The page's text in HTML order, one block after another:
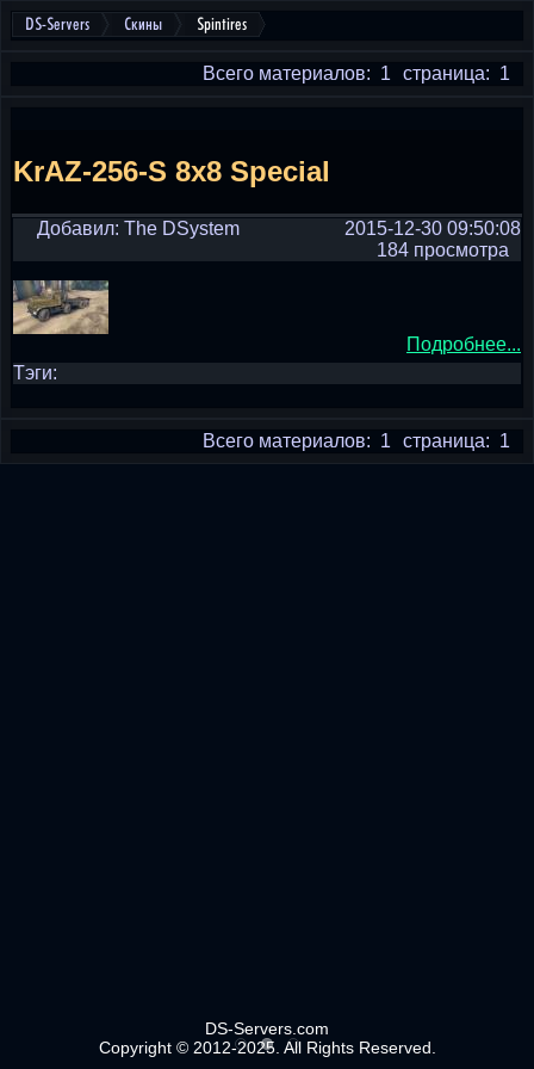
DS-Servers Скины Spintires
страница: 1
Всего материалов: 1
KrAZ-256-S 8x8 Special
Добавил: The DSystem
2015-12-30 09:50:08
184 просмотра
Подробнее...
Тэги:
страница: 1
Всего материалов: 1
DS-Servers.com
Copyright © 2012-2025. All Rights Reserved.